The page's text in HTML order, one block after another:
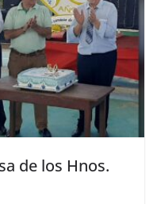
de los Hnos.